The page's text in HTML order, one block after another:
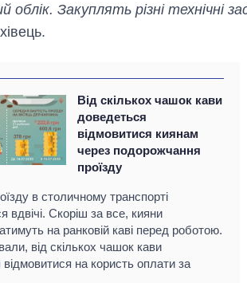
облік. Закуплять різні технічні
Від скількох чашок кави
доведеться
відмовитися киянам
через подорожчання
проїзду
в столичному транспорті
вдвічі. Скоріш за все, кияни
на ранковій каві перед роботою.
від скількох чашок кави
на користь оплати за